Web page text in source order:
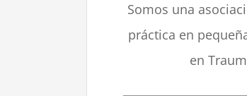
Somos una
práctica en
en